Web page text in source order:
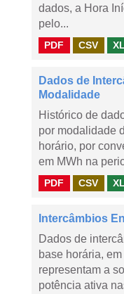
dados, a Hora
pelo...
PDF CSV
Dados de
Modalidade
Histórico de
por modalidade
horário, por
em MWh na
PDF CSV
Intercâmbios
Dados de
base horária,
representam a
potência ativa